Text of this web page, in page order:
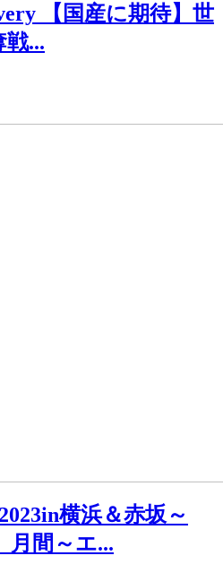
【国産に期待】世
...
横浜＆赤坂～
月間～エ...